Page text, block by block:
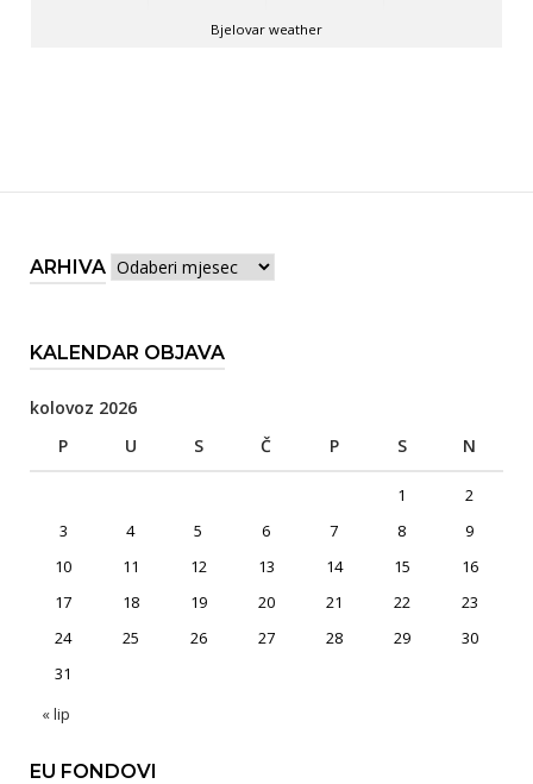
Bjelovar weather
ARHIVA Arhiva
KALENDAR OBJAVA
kolovoz 2026
P
U S Č P S N
1
2
3
4 5 6 7 8
9
10
11 12 13 14 15
16
17
18 19 20 21 22
23
24
25 26 27 28 29
30
31
« lip
EU FONDOVI